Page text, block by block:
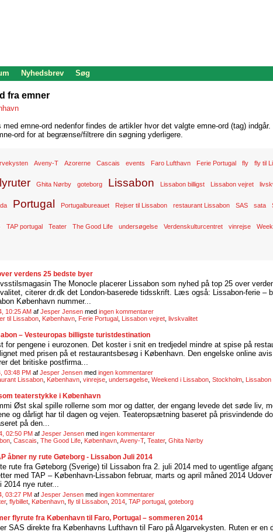
Nyhedsbrev Søg
fra emner
med emne-ord nedenfor findes de artikler hvor det valgte emne-ord (tag) indgår.
ord for at begrænse/filtrere din søgning yderligere.
Aveny-T Azorerne Cascais events Faro Lufthavn Ferie Portugal fly fly til
Ghita Nørby goteborg Lissabon Lissabon billigst Lissabon vejret
Portugal Portugalbureauet Rejser til Lissabon restaurant Lissabon SAS sata
TAP portugal Teater The Good Life undersøgelse Verdenskulturcentret vinrejse
verdens 25 bedste byer
The Monocle placerer Lissabon som nyhed på top 25 over
citerer dr.dk det London-baserede tidsskrift. Læs også: Lissabon-ferie –
København nummer...
10:25 AM af Jesper Jensen med ingen kommentarer
til Lissabon København Ferie Portugal Lissabon vejret livskvalitet
– Vesteuropas billigste turistdestination
for pengene i eurozonen. Det koster i snit en tredjedel mindre at spise på
med prisen på et restaurantsbesøg i København. Den engelske online
det britiske postfirma...
03:48 PM af Jesper Jensen med ingen kommentarer
Lissabon København vinrejse undersøgelse Weekend i Lissabon Stockholm Lissabon
teaterstykke i København
Øst skal spille rollerne som mor og datter, der engang levede det søde liv,
og dårligt har til dagen og vejen. Teateropsætning baseret på prisvindende
på den...
02:50 PM af Jesper Jensen med ingen kommentarer
Cascais The Good Life København Aveny-T, Teater, Ghita Nørby
åbner ny rute Gøteborg - Lissabon Juli 2014
rute fra Gøteborg (Sverige) til Lissabon fra 2. juli 2014 med to ugentlige
med TAP – København-Lissabon februar, marts og april måned 2014
2014 nye ruter...
03:27 PM af Jesper Jensen med ingen kommentarer
, flybillet København fly til Lissabon 2014 TAP portugal goteborg
flyrute fra København til Faro, Portugal – sommeren 2014
SAS direkte fra Københavns Lufthavn til Faro på Algarvekysten. Ruten er en